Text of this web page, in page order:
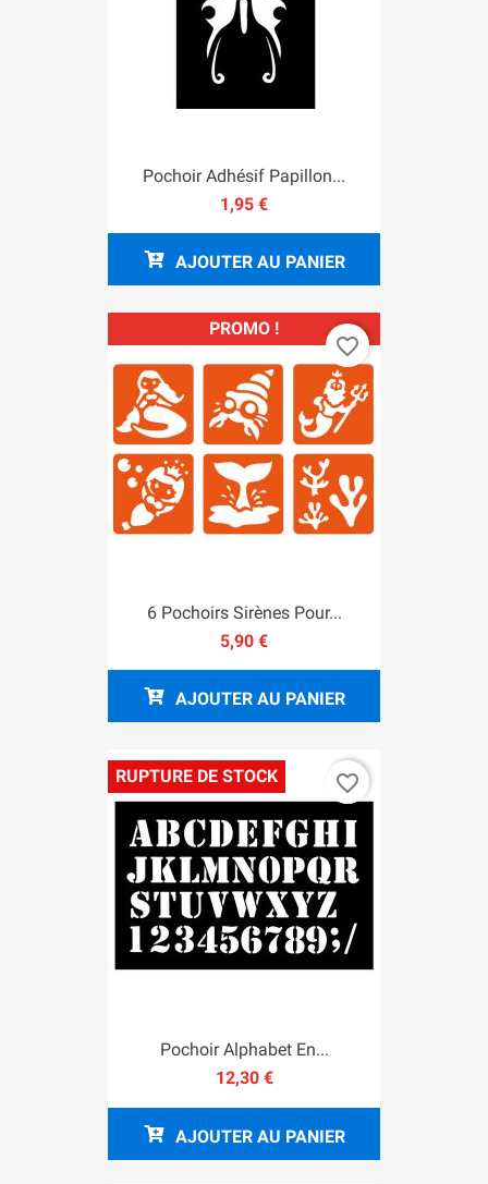
Pochoir Adhésif Papillon...
1,95 €
AJOUTER AU PANIER
6 Pochoirs Sirènes Pour...
5,90 €
PROMO !
AJOUTER AU PANIER
favorite_border
Pochoir Alphabet En...
12,30 €
RUPTURE DE STOCK
AJOUTER AU PANIER
favorite_border